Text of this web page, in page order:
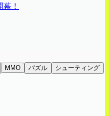
！
MMO パズル
シューティング